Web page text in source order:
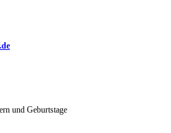
und Geburtstage